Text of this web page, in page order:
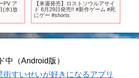
PV ア
(水)放
【来週発売】ロストソウルアサイ
ド 8月29日発売!! #新作ゲーム #死
にゲー #shorts
中（Android版）
すいせいが好きになるアプリ